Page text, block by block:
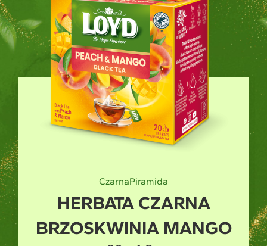
ZielonaPiramida
HERBATA ZIELONA
MANGO